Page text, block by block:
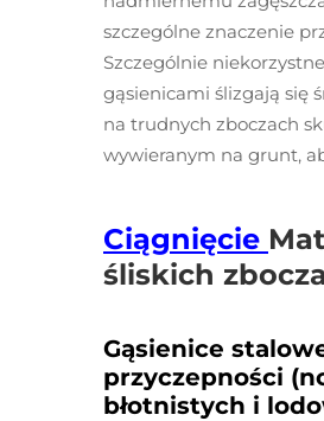
szczególne znaczenie
Szczególnie
gąsienicami ślizgają się
na trudnych zboczach
wywieranym na grunt,
Ciągnięcie
śliskich
Gąsienice
przyczepności
błotnistych i